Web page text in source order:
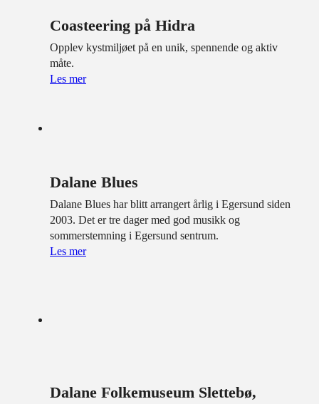
Coasteering på Hidra
Opplev kystmiljøet på en unik, spennende og aktiv
måte.
Les mer
Dalane Blues
Dalane Blues har blitt arrangert årlig i Egersund siden
2003. Det er tre dager med god musikk og
sommerstemning i Egersund sentrum.
Les mer
Dalane Folkemuseum Slettebø,